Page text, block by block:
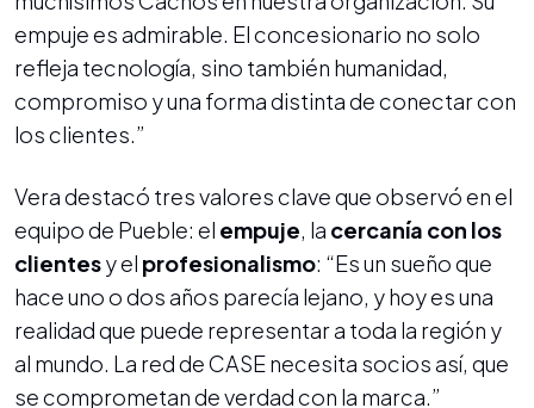
empuje es admirable. El concesionario no solo
refleja tecnología, sino también humanidad,
compromiso y una forma distinta de conectar con
los clientes.”
Vera destacó tres valores clave que observó en el
equipo de Pueble: el empuje, la cercanía con los
clientesy el profesionalismo: “Es un sueño que
hace uno o dos años parecía lejano, y hoy es una
realidad que puede representar a toda la región y
al mundo. La red de CASE necesita socios así, que
se comprometan de verdad con la marca.”